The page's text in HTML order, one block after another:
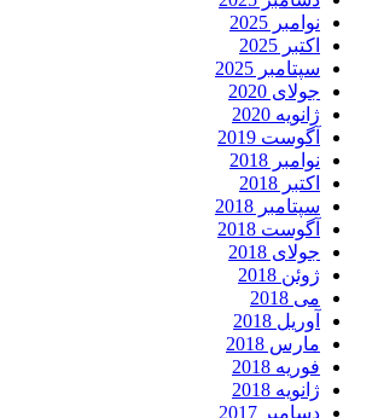
نوامبر 2025
اکتبر 2025
سپتامبر 2025
جولای 2020
ژانویه 2020
آگوست 2019
نوامبر 2018
اکتبر 2018
سپتامبر 2018
آگوست 2018
جولای 2018
ژوئن 2018
می 2018
آوریل 2018
مارس 2018
فوریه 2018
ژانویه 2018
دسامبر 2017